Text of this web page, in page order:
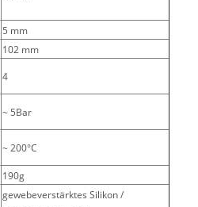
5 mm
102 mm
4
~ 5Bar
~ 200°C
190g
gewebeverstärktes Silikon /